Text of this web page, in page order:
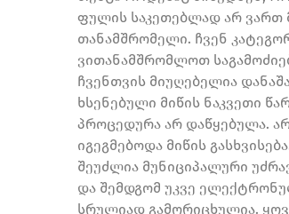
ფულის საკეთებლად არ ვართ
თანამშრომელი. ჩვენ
ვითანამშრომლოთ
ჩვენთვის მიუღებელია
ხსენებული მიწის ნაკვეთი
პროცედურა არ დაწყებულა.
იგეგმებოდა მიწის
შეუძლია მუნიციპალური
და შემდგომ უკვე
სრულიად გამორიცხულია.